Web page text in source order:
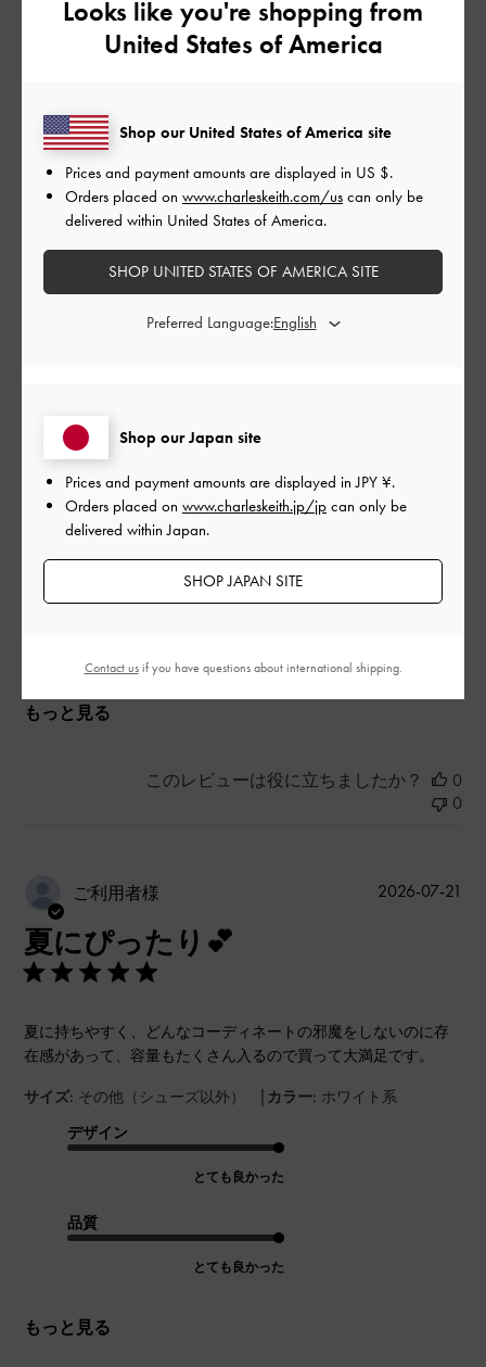
とても良かった
ご利用者様
ちょうど良い大きさで使いやす
ちょうど良い大きさで使いやすい！
サイズ: その他（シューズ以外） |カラー: ホワイト系
デザイン
とても良かった
品質
もっと見る
2026-07-21
このレビューは役に立ちましたか？
0
0
ご利用者様
夏にぴったり💕
夏に持ちやすく、どんなコーディネートの邪魔をしないのに存
在感があって、容量もたくさん入るので買って大満足です。
サイズ: その他（シューズ以外） | カラー: ホワイト系
デザイン
とても良かった
品質
とても良かった
もっと見る
2026-07-21
Looks like you're shopping from
United States of America
Shop our Japan site
Prices and payment amounts are displayed inJPY ¥.
Orders placed on www.charleskeith.jp/jp can only be
delivered within Japan.
SHOP JAPAN SITE
Shop our United States of America site
Prices and payment amounts are displayed in US $.
Orders placed on www.charleskeith.com/us can only be
delivered within United States of America.
SHOP UNITED STATES OF AMERICA SITE
Preferred Language:
Contact usif you have questions about international shipping.